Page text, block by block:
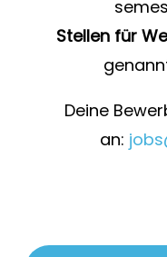
Stellen für
Deine
an: